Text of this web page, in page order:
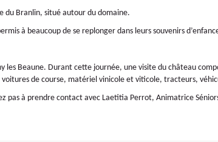
du Branlin, situé autour du domaine.
à beaucoup de se replonger dans leurs souvenirs
Beaune. Durant cette journée, une visite du château
de course, matériel vinicole et viticole, tracteurs,
pas à prendre contact avec Laetitia Perrot, Animatrice